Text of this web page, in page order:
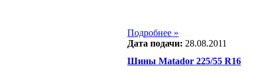
Подробнее »
Дата подачи: 28.08.2011
Шины Matador 225/55 R16